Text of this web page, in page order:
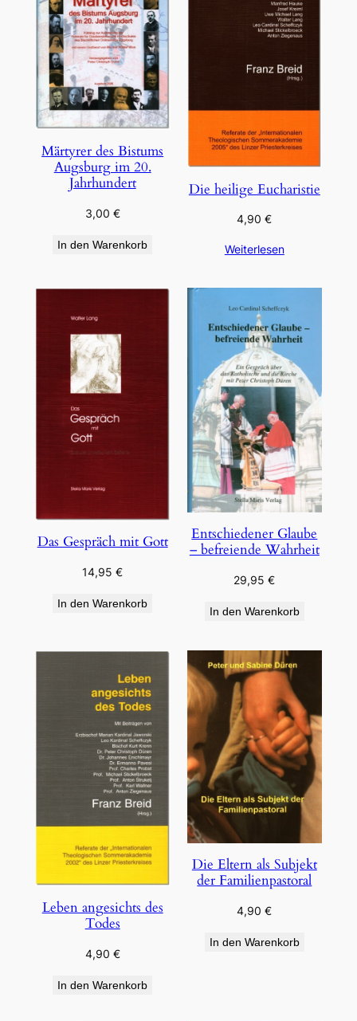
Märtyrer des Bistums
Augsburg im 20.
Jahrhundert
3,00 €
In den Warenkorb
Die heilige Eucharistie
4,90€
Weiterlesen
Das Gespräch mit Gott
14,95€
In den Warenkorb
Entschiedener Glaube
– befreiende Wahrheit
29,95€
In den Warenkorb
Leben angesichts des
Todes
4,90 €
In den Warenkorb
Die Eltern als Subjekt
der Familienpastoral
4,90€
In den Warenkorb